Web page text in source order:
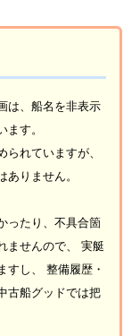
は、船名を非表示
す。
れていますが、
りません。
ったり、不具合箇
ませんので、 実艇
すし、 整備履歴・
古船グッドでは把